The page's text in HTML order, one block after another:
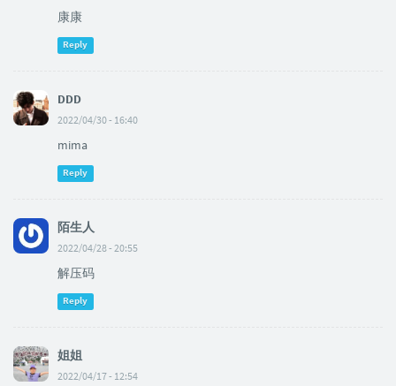
康康
Reply
DDD
2022/04/30 - 16:40
mima
Reply
陌生人
2022/04/28 - 20:55
解压码
Reply
姐姐
2022/04/17 - 12:54